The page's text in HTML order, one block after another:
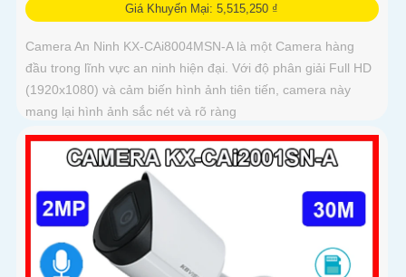
Giá Khuyến Mại: 5,515,250 ₫
Camera An Ninh KX-CAi8004MSN-A là một Camera hàng
đầu trong lĩnh vực an ninh hiện đại. Với độ phân giải Full HD
(1920x1080) và cảm biến hình ảnh tiên tiến, camera này
mang lại hình ảnh sắc nét và rõ ràng